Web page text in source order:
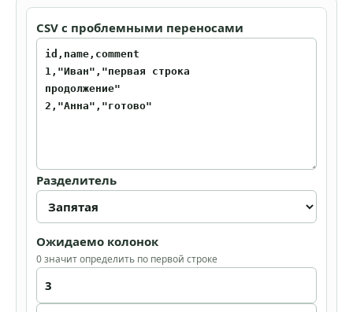
CSV с проблемными переносами
Разделитель
Ожидаемо колонок
0 значит определить по первой строке